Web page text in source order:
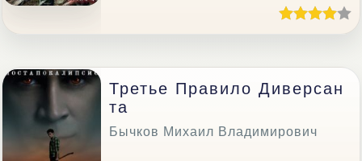
Третье Правило Диверсан
Та
Бычков Михаил Владимирович